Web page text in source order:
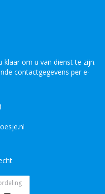
klaar om u van dienst te zijn.
contactgegevens per e-